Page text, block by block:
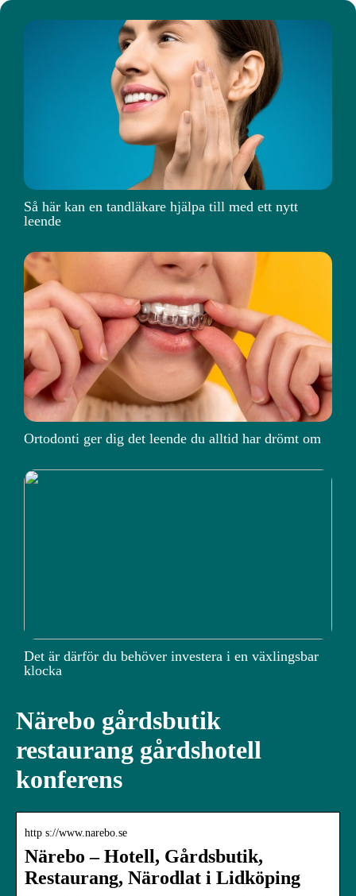
Så här kan en tandläkare hjälpa till med ett nytt
leende
Ortodonti ger dig det leende du alltid har drömt om
Det är därför du behöver investera i en växlingsbar
klocka
Närebo gårdsbutik
restaurang gårdshotell
konferens
http s://www.narebo.se
Närebo – Hotell, Gårdsbutik,
Restaurang, Närodlat i Lidköping